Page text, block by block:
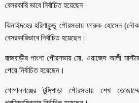
বেসরকারি ভাবে নির্বাচিত হয়েছেন।
ঝিনাইদহের হরিণাকুন্ডু পৌরসভায় ফারুক হোসেন
বেসরকারিভাবে নির্বাচিত হয়েছেন।
রাজবাড়ীর পাংশা পৌরসভায় মো. ওয়াজেদ আলী
পেয়ে নির্বাচিত হয়েছেন।
গোপালগঞ্জের টুঙ্গিপাড়া পৌরসভায় শেখ